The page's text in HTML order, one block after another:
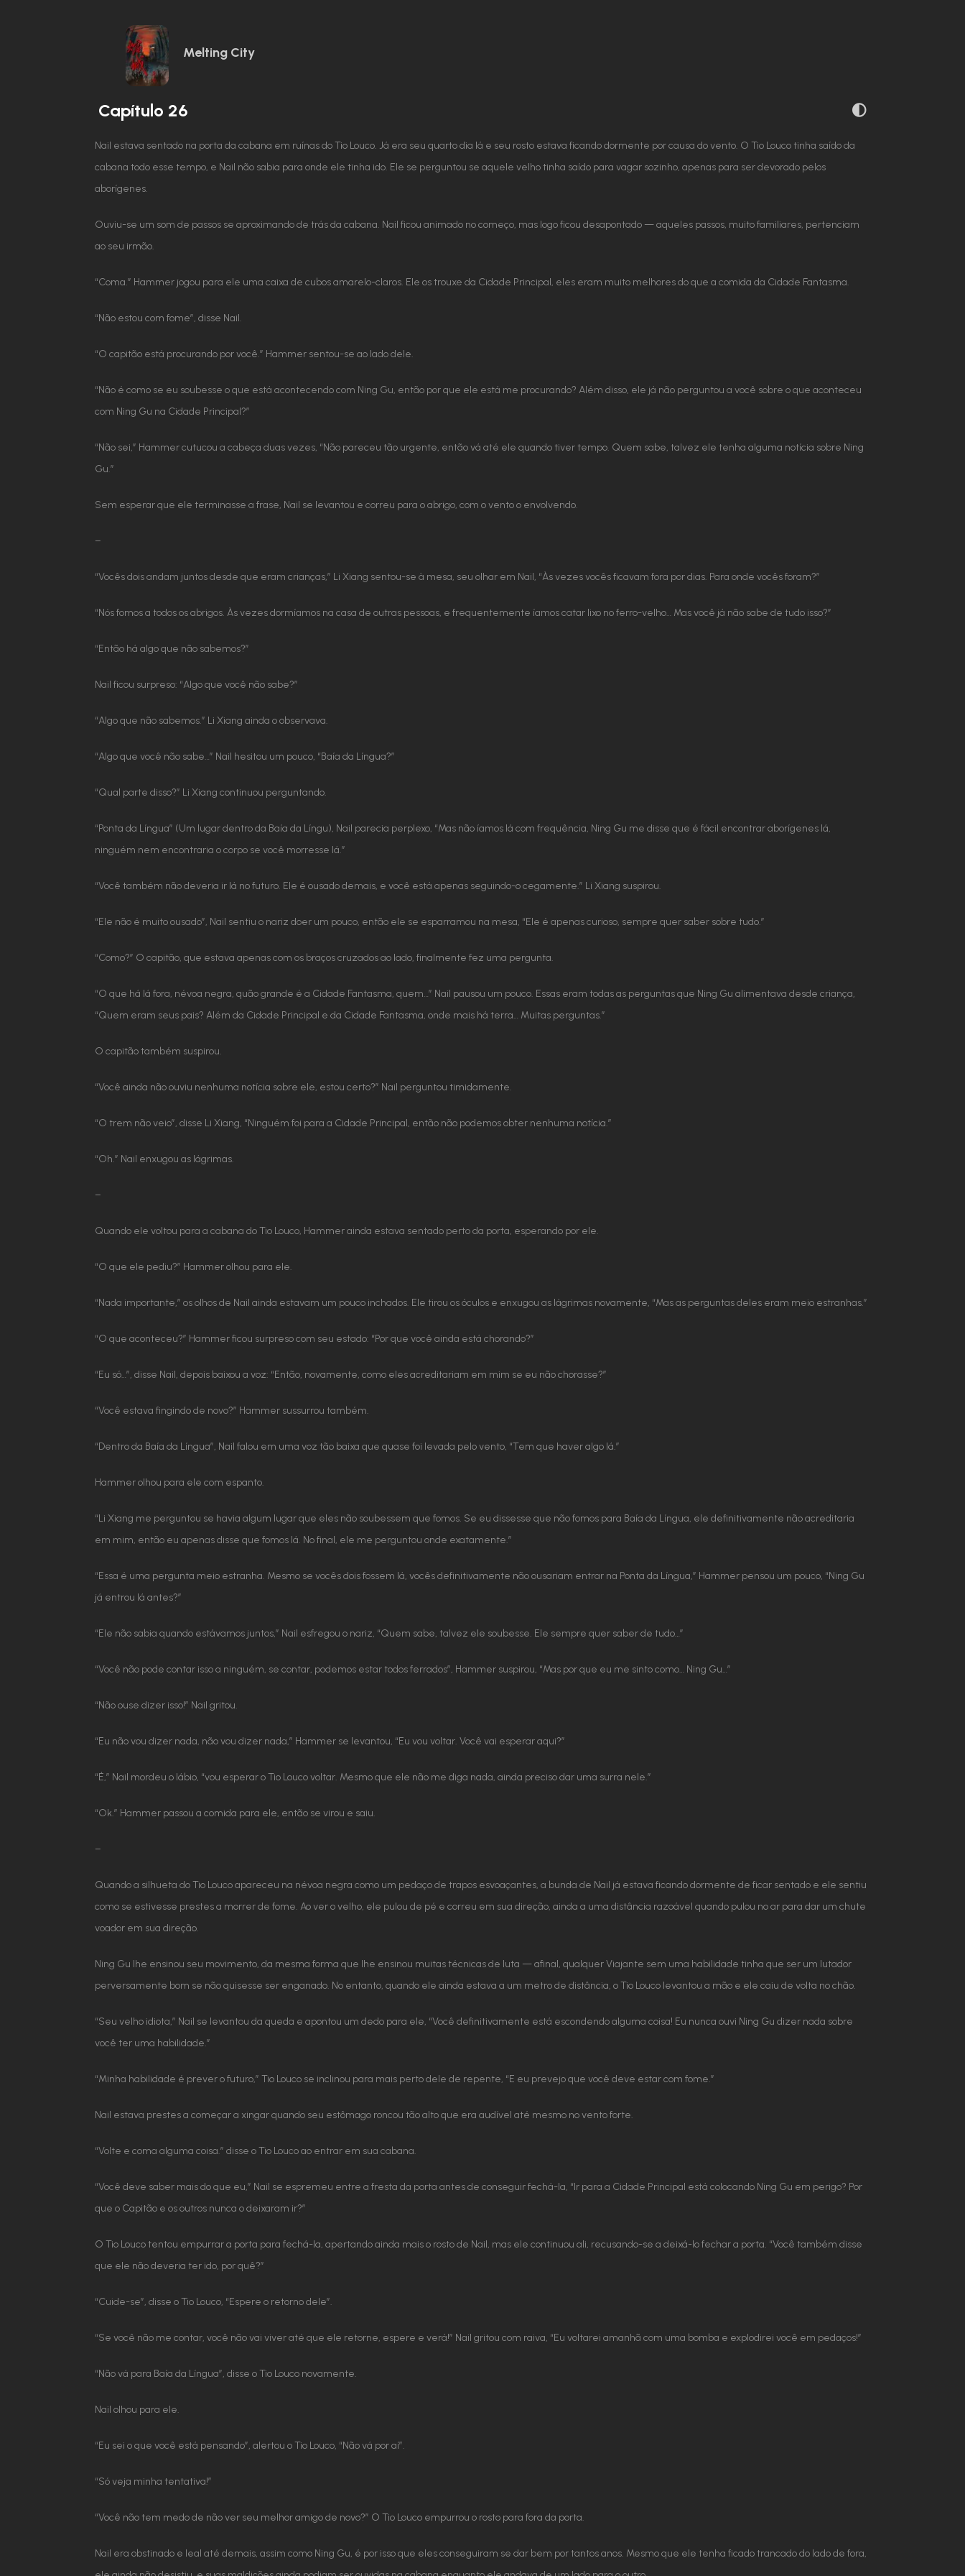
Melting City
Capítulo 26
Nail estava sentado na porta da cabana em ruínas do Tio Louco. Já era seu quarto dia lá e seu rosto estava ficando dormente por causa do vento. O Tio Louco tinha saído da
cabana todo esse tempo, e Nail não sabia para onde ele tinha ido. Ele se perguntou se aquele velho tinha saído para vagar sozinho, apenas para ser devorado pelos
aborígenes.
Ouviu-se um som de passos se aproximando de trás da cabana. Nail ficou animado no começo, mas logo ficou desapontado — aqueles passos, muito familiares, pertenciam
ao seu irmão.
“Coma.” Hammer jogou para ele uma caixa de cubos amarelo-claros. Ele os trouxe da Cidade Principal, eles eram muito melhores do que a comida da Cidade Fantasma.
“Não estou com fome”, disse Nail.
“O capitão está procurando por você.” Hammer sentou-se ao lado dele.
“Não é como se eu soubesse o que está acontecendo com Ning Gu, então por que ele está me procurando? Além disso, ele já não perguntou a você sobre o que aconteceu
com Ning Gu na Cidade Principal?”
“Não sei,” Hammer cutucou a cabeça duas vezes, “Não pareceu tão urgente, então vá até ele quando tiver tempo. Quem sabe, talvez ele tenha alguma notícia sobre Ning
Gu.”
Sem esperar que ele terminasse a frase, Nail se levantou e correu para o abrigo, com o vento o envolvendo.
–
“Vocês dois andam juntos desde que eram crianças,” Li Xiang sentou-se à mesa, seu olhar em Nail, “Às vezes vocês ficavam fora por dias. Para onde vocês foram?”
“Nós fomos a todos os abrigos. Às vezes dormíamos na casa de outras pessoas, e frequentemente íamos catar lixo no ferro-velho… Mas você já não sabe de tudo isso?”
“Então há algo que não sabemos?”
Nail ficou surpreso: “Algo que você não sabe?”
“Algo que não sabemos.” Li Xiang ainda o observava.
“Algo que você não sabe…” Nail hesitou um pouco, “Baía da Língua?”
“Qual parte disso?” Li Xiang continuou perguntando.
“Ponta da Língua” (Um lugar dentro da Baía da Língu), Nail parecia perplexo, “Mas não íamos lá com frequência, Ning Gu me disse que é fácil encontrar aborígenes lá,
ninguém nem encontraria o corpo se você morresse lá.”
“Você também não deveria ir lá no futuro. Ele é ousado demais, e você está apenas seguindo-o cegamente.” Li Xiang suspirou.
“Ele não é muito ousado”, Nail sentiu o nariz doer um pouco, então ele se esparramou na mesa, “Ele é apenas curioso, sempre quer saber sobre tudo.”
“Como?” O capitão, que estava apenas com os braços cruzados ao lado, finalmente fez uma pergunta.
“O que há lá fora, névoa negra, quão grande é a Cidade Fantasma, quem…” Nail pausou um pouco. Essas eram todas as perguntas que Ning Gu alimentava desde criança,
“Quem eram seus pais? Além da Cidade Principal e da Cidade Fantasma, onde mais há terra… Muitas perguntas.”
O capitão também suspirou.
“Você ainda não ouviu nenhuma notícia sobre ele, estou certo?” Nail perguntou timidamente.
“O trem não veio”, disse Li Xiang, “Ninguém foi para a Cidade Principal, então não podemos obter nenhuma notícia.”
“Oh.” Nail enxugou as lágrimas.
–
Quando ele voltou para a cabana do Tio Louco, Hammer ainda estava sentado perto da porta, esperando por ele.
“O que ele pediu?” Hammer olhou para ele.
“Nada importante,” os olhos de Nail ainda estavam um pouco inchados. Ele tirou os óculos e enxugou as lágrimas novamente, “Mas as perguntas deles eram meio estranhas.”
“O que aconteceu?” Hammer ficou surpreso com seu estado: “Por que você ainda está chorando?”
“Eu só…”, disse Nail, depois baixou a voz: “Então, novamente, como eles acreditariam em mim se eu não chorasse?”
“Você estava fingindo de novo?” Hammer sussurrou também.
“Dentro da Baía da Língua”, Nail falou em uma voz tão baixa que quase foi levada pelo vento, “Tem que haver algo lá.”
Hammer olhou para ele com espanto.
“Li Xiang me perguntou se havia algum lugar que eles não soubessem que fomos. Se eu dissesse que não fomos para Baía da Língua, ele definitivamente não acreditaria
em mim, então eu apenas disse que fomos lá. No final, ele me perguntou onde exatamente.”
“Essa é uma pergunta meio estranha. Mesmo se vocês dois fossem lá, vocês definitivamente não ousariam entrar na Ponta da Língua,” Hammer pensou um pouco, “Ning Gu
já entrou lá antes?”
“Ele não sabia quando estávamos juntos,” Nail esfregou o nariz, “Quem sabe, talvez ele soubesse. Ele sempre quer saber de tudo…”
“Você não pode contar isso a ninguém, se contar, podemos estar todos ferrados”, Hammer suspirou, “Mas por que eu me sinto como… Ning Gu…”
“Não ouse dizer isso!” Nail gritou.
“Eu não vou dizer nada, não vou dizer nada,” Hammer se levantou, “Eu vou voltar. Você vai esperar aqui?”
“É,” Nail mordeu o lábio, “vou esperar o Tio Louco voltar. Mesmo que ele não me diga nada, ainda preciso dar uma surra nele.”
“Ok.” Hammer passou a comida para ele, então se virou e saiu.
–
Quando a silhueta do Tio Louco apareceu na névoa negra como um pedaço de trapos esvoaçantes, a bunda de Nail já estava ficando dormente de ficar sentado e ele sentiu
como se estivesse prestes a morrer de fome. Ao ver o velho, ele pulou de pé e correu em sua direção, ainda a uma distância razoável quando pulou no ar para dar um chute
voador em sua direção.
Ning Gu lhe ensinou seu movimento, da mesma forma que lhe ensinou muitas técnicas de luta — afinal, qualquer Viajante sem uma habilidade tinha que ser um lutador
perversamente bom se não quisesse ser enganado. No entanto, quando ele ainda estava a um metro de distância, o Tio Louco levantou a mão e ele caiu de volta no chão.
“Seu velho idiota,” Nail se levantou da queda e apontou um dedo para ele, “Você definitivamente está escondendo alguma coisa! Eu nunca ouvi Ning Gu dizer nada sobre
você ter uma habilidade.”
“Minha habilidade é prever o futuro,” Tio Louco se inclinou para mais perto dele de repente, “E eu prevejo que você deve estar com fome.”
Nail estava prestes a começar a xingar quando seu estômago roncou tão alto que era audível até mesmo no vento forte.
“Volte e coma alguma coisa.” disse o Tio Louco ao entrar em sua cabana.
“Você deve saber mais do que eu,” Nail se espremeu entre a fresta da porta antes de conseguir fechá-la, “Ir para a Cidade Principal está colocando Ning Gu em perigo? Por
que o Capitão e os outros nunca o deixaram ir?”
O Tio Louco tentou empurrar a porta para fechá-la, apertando ainda mais o rosto de Nail, mas ele continuou ali, recusando-se a deixá-lo fechar a porta. “Você também disse
que ele não deveria ter ido, por quê?”
“Cuide-se”, disse o Tio Louco, “Espere o retorno dele”.
“Se você não me contar, você não vai viver até que ele retorne, espere e verá!” Nail gritou com raiva, “Eu voltarei amanhã com uma bomba e explodirei você em pedaços!”
“Não vá para Baía da Língua”, disse o Tio Louco novamente.
Nail olhou para ele.
“Eu sei o que você está pensando”, alertou o Tio Louco, “Não vá por aí”.
“Só veja minha tentativa!”
“Você não tem medo de não ver seu melhor amigo de novo?” O Tio Louco empurrou o rosto para fora da porta.
Nail era obstinado e leal até demais, assim como Ning Gu, é por isso que eles conseguiram se dar bem por tantos anos. Mesmo que ele tenha ficado trancado do lado de fora,